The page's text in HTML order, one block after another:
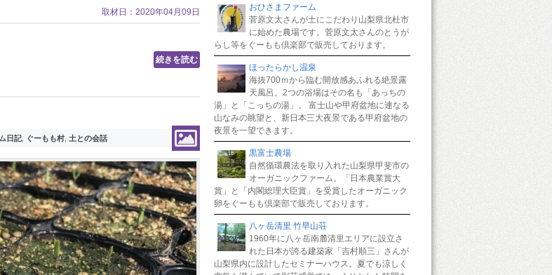
取材日：2020年04月09日
続きを読む
日記, ぐーもも村 土との会話
おひさまファーム
菅原文太さんが土にこだわり山梨県北杜市
に始めた農場です。菅原文太さんのとうが
らし等をぐーもも倶楽部で販売しております。
ほったらかし温泉
海抜700ｍから臨む開放感あふれる絶景露
天風呂。2つの浴場はその名も「あっちの
湯」と「こっちの湯」。 富士山や甲府盆地に連なる
山なみの眺望と、新日本三大夜景である甲府盆地の
夜景を一望できます。
黒富士農場
自然循環農法を取り入れた山梨県甲斐市の
オーガニックファーム。「日本農業賞大
賞」と「内閣総理大臣賞」を受賞したオーガニック
卵をぐーもも倶楽部で販売しております。
八ヶ岳清里 竹早山荘
1960年に八ヶ岳南麓清里エリアに設立さ
れた日本が誇る建築家「吉村順三」さんが
山梨県内に設計したセミナーハウス。夏でも涼しく